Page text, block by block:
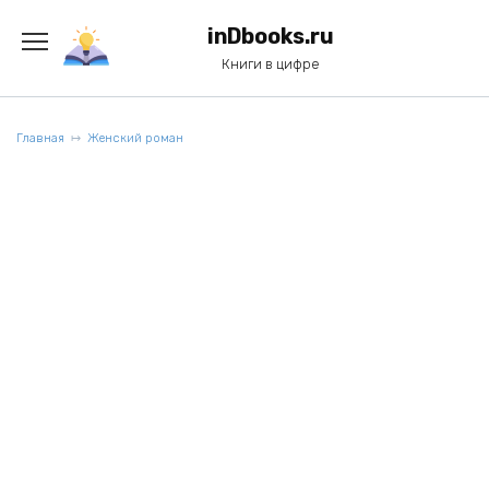
содержанию
inDbooks.ru
Книги в цифре
Главная Женский роман